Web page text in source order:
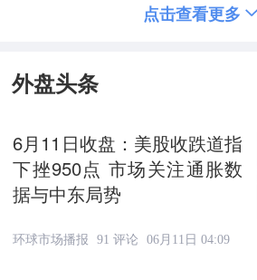
点击查看更多
外盘头条
6月11日收盘：美股收跌道指
下挫950点 市场关注通胀数
据与中东局势
环球市场播报 91 评论 06月11日 04:09